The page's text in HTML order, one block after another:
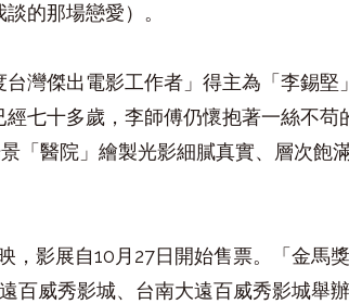
的那場戀愛）。
灣傑出電影工作者」得主為「李錫堅
七十多歲，李師傅仍懷抱著一絲不苟
「醫院」繪製光影細膩真實、層次飽
，影展自10月 27日開始售票。「金馬
百威秀影城、台南大遠百威秀影城舉